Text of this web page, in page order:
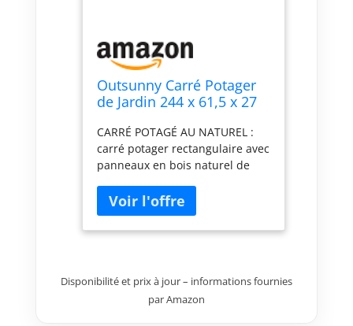
Outsunny Carré Potager
de Jardin 244 x 61,5 x 27
CARRÉ POTAGÉ AU NATUREL :
carré potager rectangulaire avec
panneaux en bois naturel de
touche d'élégance à votre jardin
ou plantation BIOLOGIQUE :
carré potager permettant de
aromatiques ou fleurs) sans
ajout d'insecticide MATÉRIAUX
Disponibilité et prix à jour – informations fournies
par Amazon